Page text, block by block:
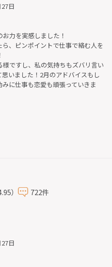
27日
力を実感しました！
、ピンポイントで仕事で絡む人を
ですし、私の気持ちもズバリ言い
いました！2月のアドバイスもし
に仕事も恋愛も頑張っていきま
） 722件
27日